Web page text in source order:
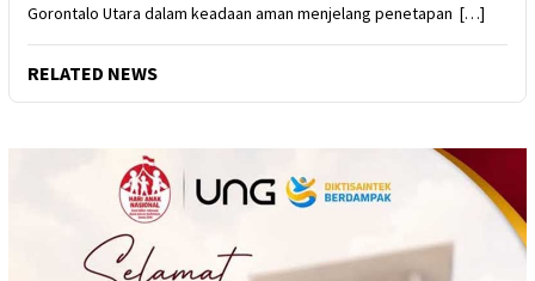
Gorontalo Utara dalam keadaan aman menjelang penetapan […]
RELATED NEWS